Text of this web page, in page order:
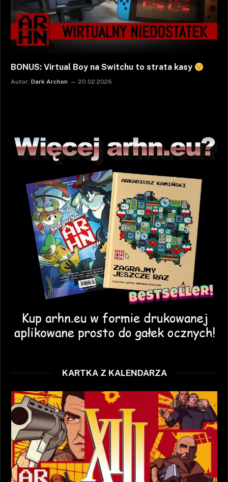
BONUS: Virtual Boy na Switchu to strata kasy
Autor: Dark Archon 20.02.2026
KARTKA Z KALENDARZA